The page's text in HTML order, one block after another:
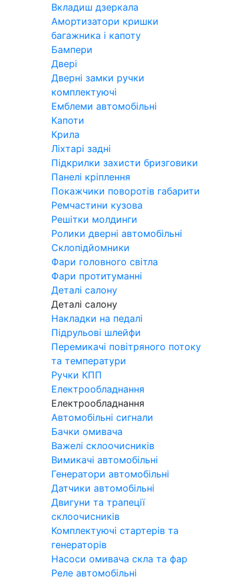
Вкладиш дзеркала
Амортизатори кришки
багажника і капоту
Бампери
Двері
Дверні замки ручки
комплектуючі
Емблеми автомобільні
Капоти
Крила
Ліхтарі задні
Підкрилки захисти бризговики
Панелі кріплення
Покажчики поворотів габарити
Ремчастини кузова
Решітки молдинги
Ролики дверні автомобільні
Склопідйомники
Фари головного світла
Фари протитуманні
Деталі салону
Деталі салону
Накладки на педалі
Підрульові шлейфи
Перемикачі повітряного потоку
та температури
Ручки КПП
Електрообладнання
Електрообладнання
Автомобільні сигнали
Бачки омивача
Важелі склоочисників
Вимикачі автомобільні
Генератори автомобільні
Датчики автомобільні
Двигуни та трапеції
склоочисників
Комплектуючі стартерів та
генераторів
Насоси омивача скла та фар
Реле автомобільні